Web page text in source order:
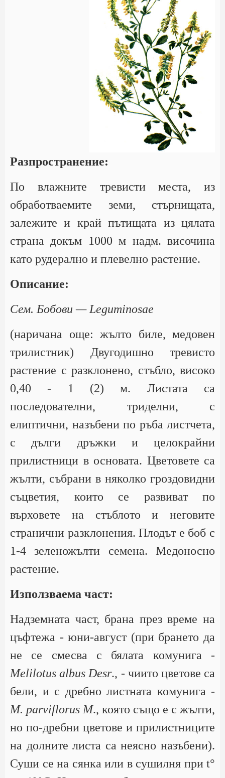
Разпространение:
По влажните тревисти места, из
обработваемите земи, стърнищата,
залежите и край пътищата из цялата
страна докъм 1000 м надм. височина
като рудерално и плевелно растение.
Описание:
Сем. Бобови — Leguminosae
(наричана още: жълто биле, медовен
трилистник) Двугодишно тревисто
растение с разклонено, стъбло, високо
0,40 - 1 (2) м. Листата са
последователни, триделни, с
елиптични, назъбени по ръба листчета,
с дълги дръжки и целокрайни
прилистници в основата. Цветовете са
жълти, събрани в няколко гроздовидни
съцветия, които се развиват по
върховете на стъблото и неговите
странични разклонения. Плодът е боб с
1-4 зеленожълти семена. Медоносно
растение.
Използваема част:
Надземната част, брана през време на
цъфтежа - юни-август (при брането да
не се смесва с бялата комунига -
Melilotus albus Desr., - чиито цветове са
бели, и с дребно листната комунига -
М. parviflorus М., която също е с жълти,
но по-дребни цветове и прилистниците
на долните листа са неясно назъбени).
Суши се на сянка или в сушилня при t°